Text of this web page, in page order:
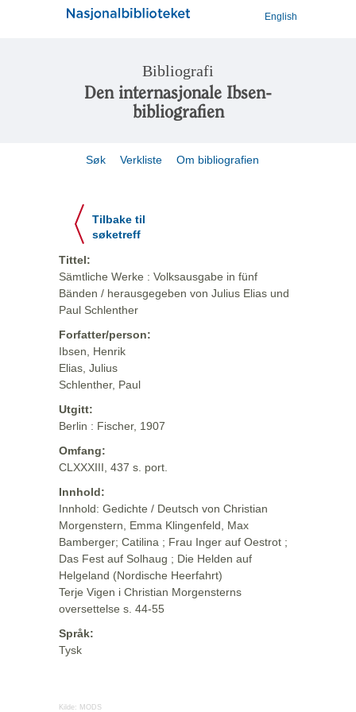
English
Bibliografi
Den internasjonale Ibsen-
bibliografien
Søk Verkliste Om bibliografien
Tilbake til
søketreff
Tittel:
Sämtliche Werke : Volksausgabe in fünf
Bänden / herausgegeben von Julius Elias und
Paul Schlenther
Forfatter/person:
Ibsen, Henrik
Elias, Julius
Schlenther, Paul
Utgitt:
Berlin : Fischer, 1907
Omfang:
CLXXXIII, 437 s. port.
Innhold:
Innhold: Gedichte / Deutsch von Christian
Morgenstern, Emma Klingenfeld, Max
Bamberger; Catilina ; Frau Inger auf Oestrot ;
Das Fest auf Solhaug ; Die Helden auf
Helgeland (Nordische Heerfahrt)
Terje Vigen i Christian Morgensterns
oversettelse s. 44-55
Språk:
Tysk
Kilde: MODS